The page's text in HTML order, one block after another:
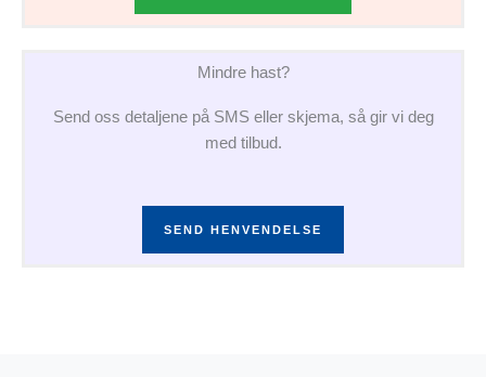
Mindre hast?
Send oss detaljene på SMS eller skjema, så gir vi deg
med tilbud.
SEND HENVENDELSE